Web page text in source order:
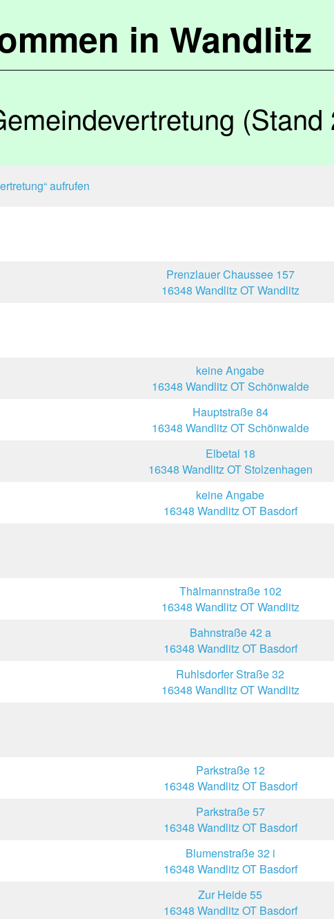
in Wandlitz
(Stand
aufrufen
Prenzlauer Chaussee 157
16348 Wandlitz OT Wandlitz
keine Angabe
16348 Wandlitz OT Schönwalde
Hauptstraße 84
16348 Wandlitz OT Schönwalde
Elbetal 18
16348 Wandlitz OT Stolzenhagen
keine Angabe
16348 Wandlitz OT Basdorf
Thälmannstraße 102
16348 Wandlitz OT Wandlitz
Bahnstraße 42 a
16348 Wandlitz OT Basdorf
Ruhlsdorfer Straße 32
16348 Wandlitz OT Wandlitz
Parkstraße 12
16348 Wandlitz OT Basdorf
Parkstraße 57
16348 Wandlitz OT Basdorf
Blumenstraße 32 i
16348 Wandlitz OT Basdorf
Zur Heide 55
16348 Wandlitz OT Basdorf